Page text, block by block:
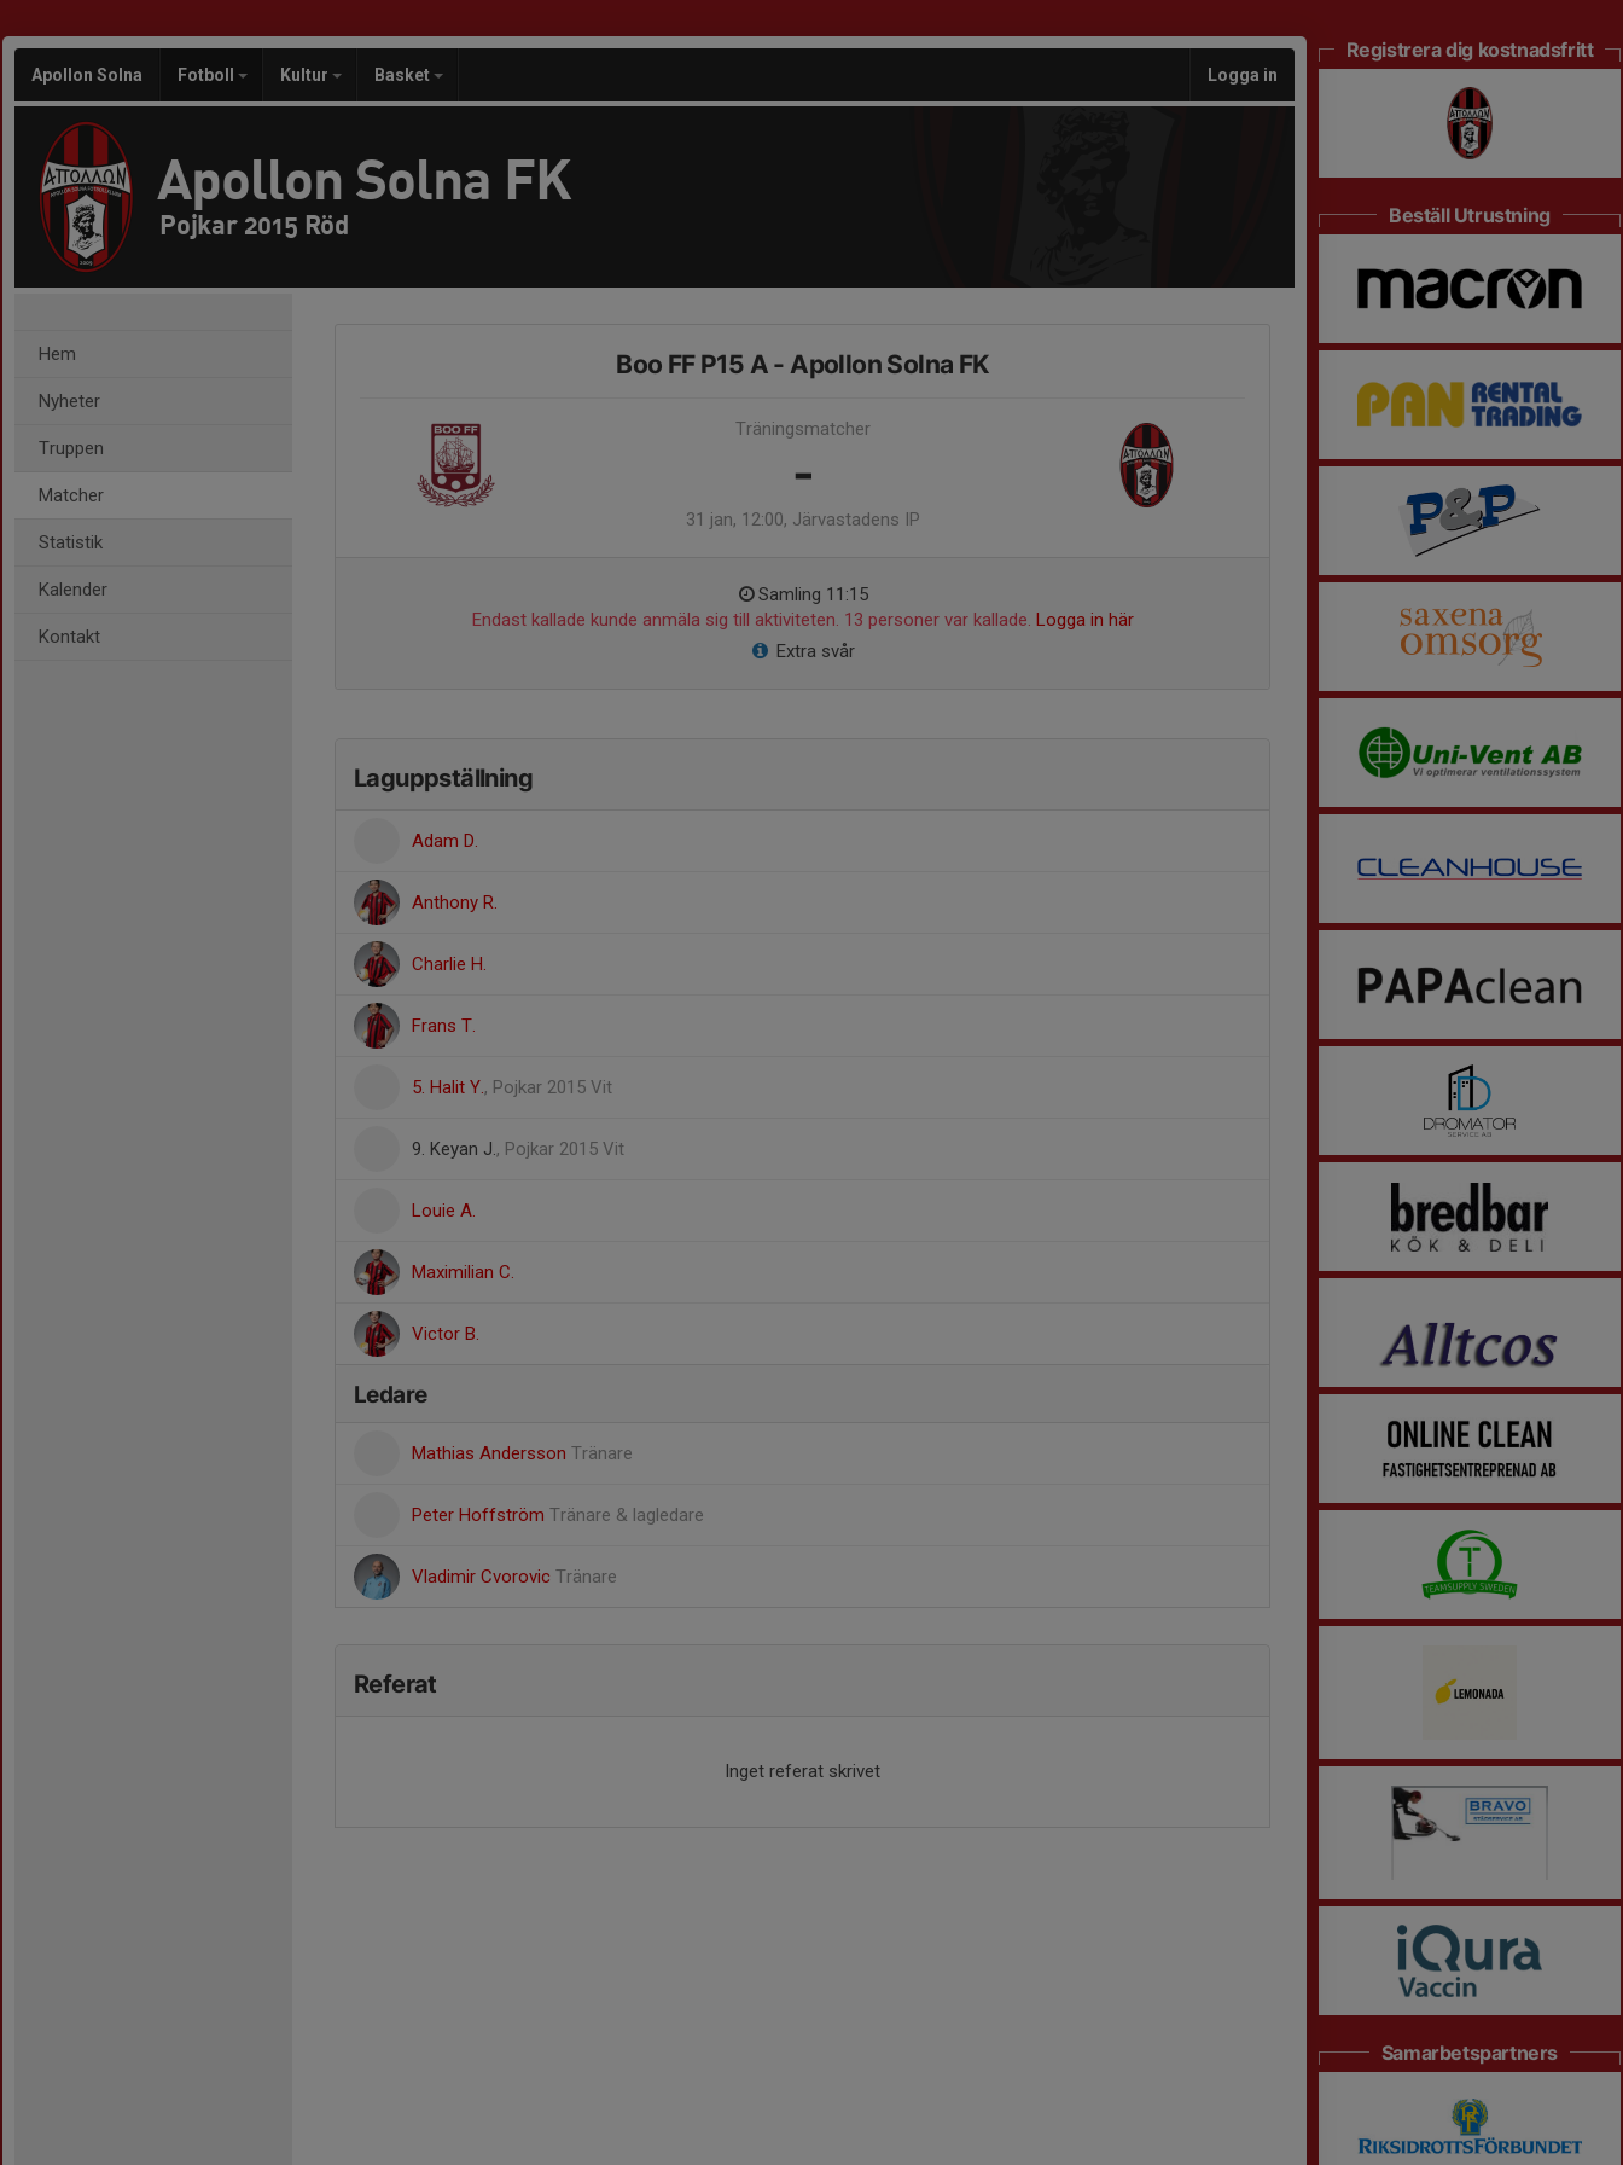
Apollon Solna Fotboll Kultur Basket Logga in
Apollon Solna FK
Pojkar 2015 Röd
Hem
Nyheter
Truppen
Matcher
Statistik
Kalender
Kontakt
Boo FF P15 A - Apollon Solna FK
Träningsmatcher
-
31 jan, 12:00, Järvastadens IP
Samling 11:15
Endast kallade kunde anmäla sig till aktiviteten. 13 personer var kallade. Logga in här
Extra svår
Laguppställning
Adam D.
Anthony R.
Charlie H.
Frans T.
5. Halit Y., Pojkar 2015 Vit
9. Keyan J., Pojkar 2015 Vit
Louie A.
Maximilian C.
Victor B.
Ledare
Mathias Andersson Tränare
Peter Hoffström Tränare & lagledare
Vladimir Cvorovic Tränare
Referat
Inget referat skrivet
Registrera dig kostnadsfritt
Beställ Utrustning
Samarbetspartners